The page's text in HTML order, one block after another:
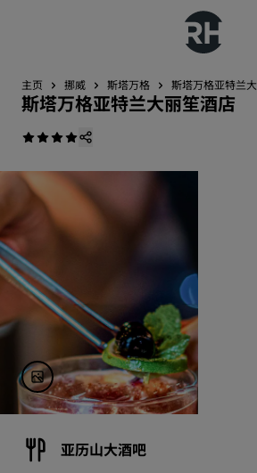
主页 挪威 斯塔万格 斯塔万格亚特兰
斯塔万格亚特兰大丽笙酒店
亚历山大酒吧